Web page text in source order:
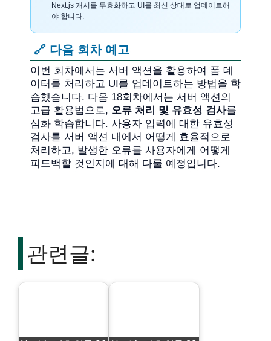
Next.js 캐시를 무효화하고 UI를 최신 상태로 업데이트해
야 합니다.
🔗 다음 회차 예고
이번 회차에서는 서버 액션을 활용하여 폼 데
이터를 처리하고 UI를 업데이트하는 방법을 학
습했습니다. 다음 18회차에서는 서버 액션의
고급 활용법으로, 오류 처리 및 유효성 검사를
심화 학습합니다. 사용자 입력에 대한 유효성
검사를 서버 액션 내에서 어떻게 효율적으로
처리하고, 발생한 오류를 사용자에게 어떻게
피드백할 것인지에 대해 다룰 예정입니다.
관련글: